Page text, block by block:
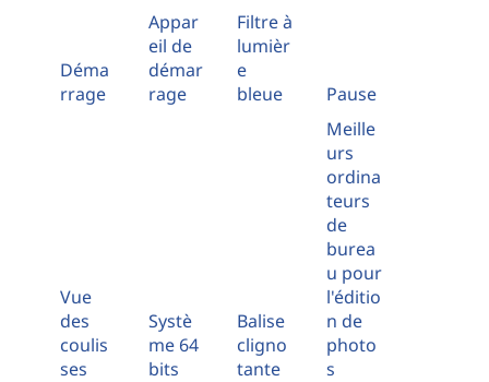
Déma
rrage
Appar
eil de
démar
rage
Filtre à
lumièr
e
bleue
Pause
Vue
des
coulis
ses
Systè
me 64
bits
Balise
cligno
tante
Meille
urs
ordina
teurs
de
burea
u pour
l'éditio
n de
photo
s